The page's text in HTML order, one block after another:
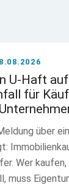
U-Haft
für
über
Wer
muss